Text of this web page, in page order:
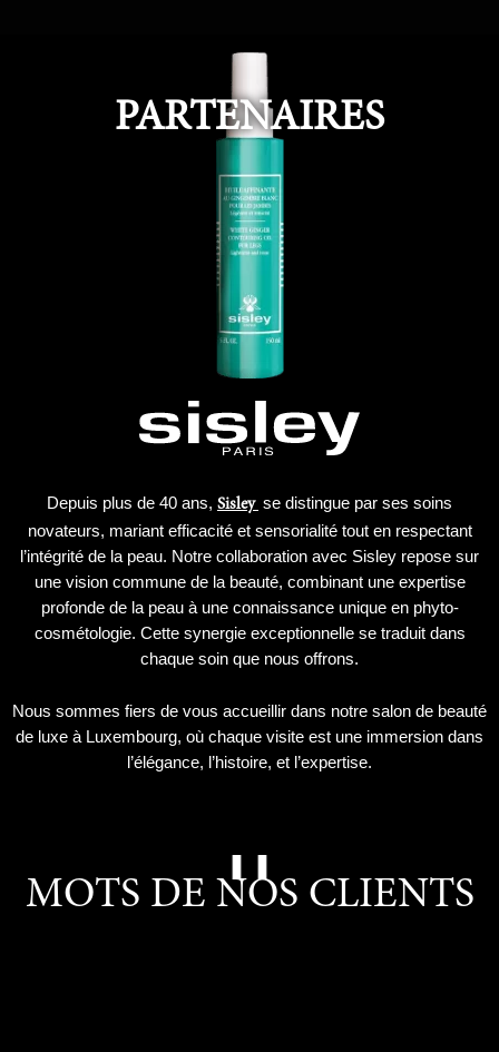
PARTENAIRES
Depuis plus de 40 ans, Sisley se distingue par ses soins
novateurs, mariant efficacité et sensorialité tout en respectant
l’intégrité de la peau. Notre collaboration avec Sisley repose sur
une vision commune de la beauté, combinant une expertise
profonde de la peau à une connaissance unique en phyto-
cosmétologie. Cette synergie exceptionnelle se traduit dans
chaque soin que nous offrons.
Nous sommes fiers de vous accueillir dans notre salon de beauté
de luxe à Luxembourg, où chaque visite est une immersion dans
l’élégance, l’histoire, et l’expertise.
MOTS DE NOS CLIENTS